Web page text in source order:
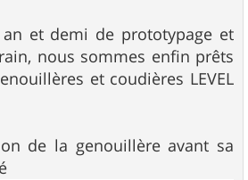
et demi de prototypage et
nous sommes enfin prêts
et coudières LEVEL
de la genouillère avant sa